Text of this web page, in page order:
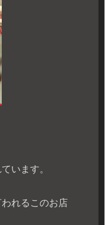
います。
れるこのお店